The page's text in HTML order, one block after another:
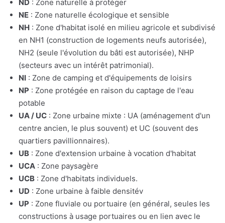
ND : Zone naturelle à protéger
NE : Zone naturelle écologique et sensible
NH : Zone d'habitat isolé en milieu agricole et subdivisé
en NH1 (construction de logements neufs autorisée),
NH2 (seule l'évolution du bâti est autorisée), NHP
(secteurs avec un intérêt patrimonial).
NI : Zone de camping et d'équipements de loisirs
NP : Zone protégée en raison du captage de l'eau
potable
UA / UC : Zone urbaine mixte : UA (aménagement d'un
centre ancien, le plus souvent) et UC (souvent des
quartiers pavillionnaires).
UB : Zone d'extension urbaine à vocation d'habitat
UCA : Zone paysagère
UCB : Zone d'habitats individuels.
UD : Zone urbaine à faible densitév
UP : Zone fluviale ou portuaire (en général, seules les
constructions à usage portuaires ou en lien avec le